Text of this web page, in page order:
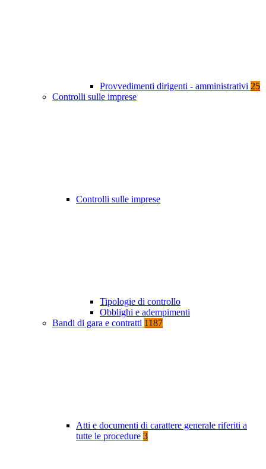
Provvedimenti dirigenti - amministrativi 25
Controlli sulle imprese
Controlli sulle imprese
Tipologie di controllo
Obblighi e adempimenti
Bandi di gara e contratti 1187
Atti e documenti di carattere generale riferiti a
tutte le procedure 3